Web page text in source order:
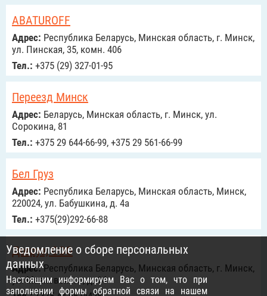
ABATUROFF
Адрес: Республика Беларусь, Минская область, г. Минск,
ул. Пинская, 35, комн. 406
Тел.: +375 (29) 327-01-95
Переезд Минск
Адрес: Беларусь, Минская область, г. Минск, ул.
Сорокина, 81
Тел.: +375 29 644-66-99, +375 29 561-66-99
Бел Груз
Адрес: Республика Беларусь, Минская область, Минск,
220024, ул. Бабушкина, д. 4а
Тел.: +375(29)292-66-88
Догруз, ООО
Адрес:Республика Беларусь, Минская область, г. Минск,
ул. Маяковского, д. 14
Уведомление о сборе персональных
данных
Настоящим информируем Вас о том, что при
заполнении формы обратной связи на нашем